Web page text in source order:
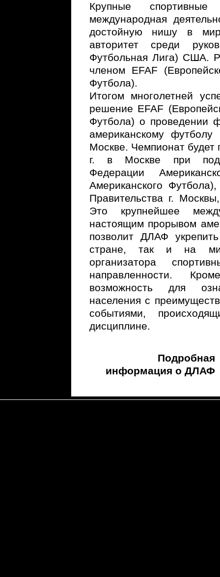
Крупные
международная
достойную нишу в
авторитет среди
Футбольная Лига) США.
членом EFAF
Футбола).
Итогом многолетней
решение EFAF
Футбола) о проведении
американскому
Москве. Чемпионат будет
г. в Москве при
Федерации
Американского
Правительства г.
Это крупнейшее
настоящим прорывом
позволит ДЛАФ
стране, так и на
организатора
направленности.
возможность для
населения с
событиями,
дисциплине.
Подробная
информация о ДЛАФ